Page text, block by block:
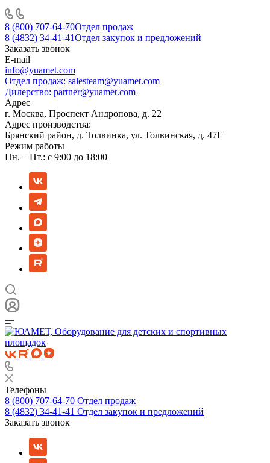
8 (800) 707-64-70Отдел продаж
8 (4832) 34-41-41Отдел закупок и предложений
Заказать звонок
E-mail
info@yuamet.com
Отдел продаж: salesteam@yuamet.com
Дилерство: partner@yuamet.com
Адрес
г. Москва, Проспект Андропова, д. 22
Адрес производства:
Брянский район, д. Толвинка, ул. Толвинская, д. 47Г
Режим работы
Пн. – Пт.: с 9:00 до 18:00
Телефоны
8 (800) 707-64-70 Отдел продаж
8 (4832) 34-41-41 Отдел закупок и предложений
Заказать звонок